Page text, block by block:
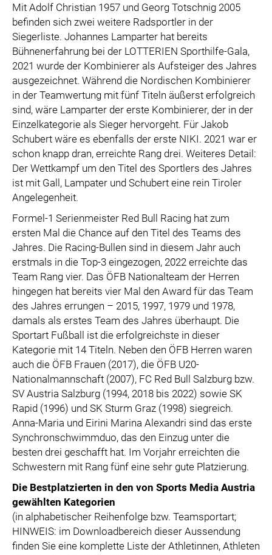
Mit Adolf Christian 1957 und Georg Totschnig 2005
befinden sich zwei weitere Radsportler in der
Siegerliste. Johannes Lamparter hat bereits
Bühnenerfahrung bei der LOTTERIEN Sporthilfe-Gala,
2021 wurde der Kombinierer als Aufsteiger des Jahres
ausgezeichnet. Während die Nordischen Kombinierer
in der Teamwertung mit fünf Titeln äußerst erfolgreich
sind, wäre Lamparter der erste Kombinierer, der in der
Einzelkategorie als Sieger hervorgeht. Für Jakob
Schubert wäre es ebenfalls der erste NIKI. 2021 war er
schon knapp dran, erreichte Rang drei. Weiteres Detail:
Der Wettkampf um den Titel des Sportlers des Jahres
ist mit Gall, Lampater und Schubert eine rein Tiroler
Angelegenheit.
Formel-1 Serienmeister Red Bull Racing hat zum
ersten Mal die Chance auf den Titel des Teams des
Jahres. Die Racing-Bullen sind in diesem Jahr auch
erstmals in die Top-3 eingezogen, 2022 erreichte das
Team Rang vier. Das ÖFB Nationalteam der Herren
hingegen hat bereits vier Mal den Award für das Team
des Jahres errungen – 2015, 1997, 1979 und 1978,
damals als erstes Team des Jahres überhaupt. Die
Sportart Fußball ist die erfolgreichste in dieser
Kategorie mit 14 Titeln. Neben den ÖFB Herren waren
auch die ÖFB Frauen (2017), die ÖFB U20-
Nationalmannschaft (2007), FC Red Bull Salzburg bzw.
SV Austria Salzburg (1994, 2018 bis 2022) sowie SK
Rapid (1996) und SK Sturm Graz (1998) siegreich.
Anna-Maria und Eirini Marina Alexandri sind das erste
Synchronschwimmduo, das den Einzug unter die
besten drei geschafft hat. Im Vorjahr erreichten die
Schwestern mit Rang fünf eine sehr gute Platzierung.
Die Bestplatzierten in den von Sports Media Austria
gewählten Kategorien
(in alphabetischer Reihenfolge bzw. Teamsportart;
HINWEIS: im Downloadbereich dieser Aussendung
finden Sie eine komplette Liste der Athletinnen, Athleten